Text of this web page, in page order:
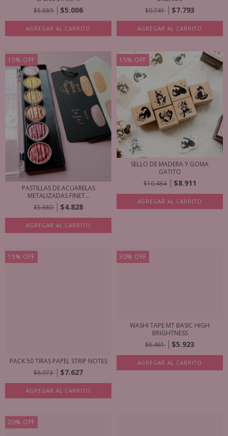
$5.889
$5.006
AGREGAR AL CARRITO
$9.741
$7.793
AGREGAR AL CARRITO
15% OFF
PASTILLAS DE ACUARELAS
METALIZADAS FINET...
$5.680
$4.828
AGREGAR AL CARRITO
15% OFF
SELLO DE MADERA Y GOMA
GATITO
$10.484
$8.911
AGREGAR AL CARRITO
15% OFF
PACK 50 TIRAS PAPEL STRIP NOTES
$8.973
$7.627
AGREGAR AL CARRITO
30% OFF
WASHI TAPE MT BASIC HIGH
BRIGHTNESS
$8.461
$5.923
AGREGAR AL CARRITO
20% OFF